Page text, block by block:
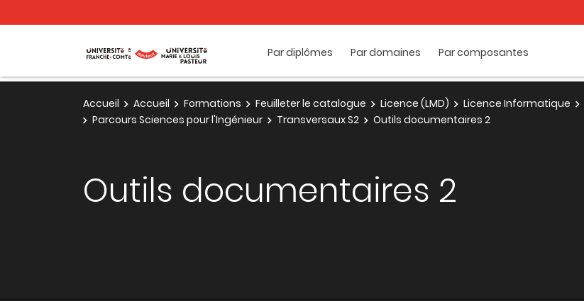
Par diplômes Par domaines Par composantes
Accueil Accueil Formations Feuilleter le catalogue Licence (LMD) Licence Informatique
Parcours Sciences pour l'Ingénieur
Transversaux S2 Outils documentaires 2
Outils documentaires 2